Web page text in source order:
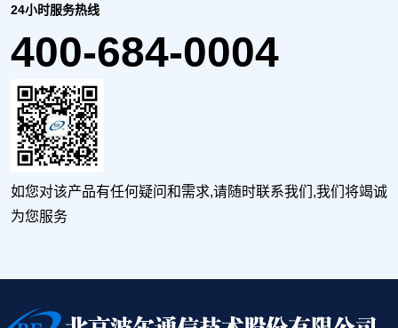
24小时服务热线
400-684-0004
如您对该产品有任何疑问和需求,请随时联系我们,我们将竭诚
为您服务